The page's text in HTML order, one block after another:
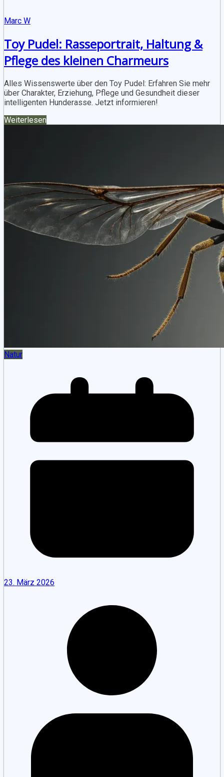
Marc W
Toy Pudel: Rasseportrait, Haltung &
Pflege des kleinen Charmeurs
Alles Wissenswerte über den Toy Pudel: Erfahren Sie mehr
über Charakter, Erziehung, Pflege und Gesundheit dieser
intelligenten Hunderasse. Jetzt informieren!
Weiterlesen
Natur
23. März 2026